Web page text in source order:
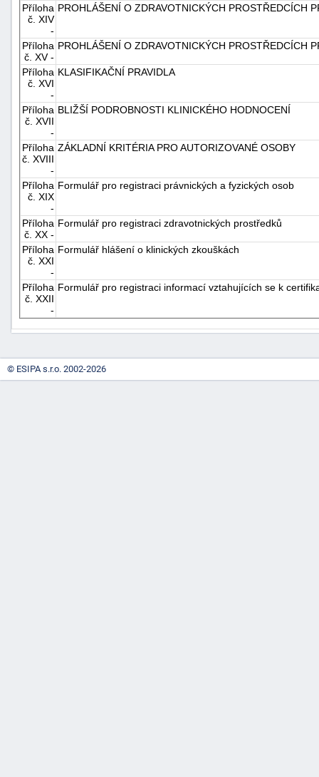
Příloha
č. XIV
-
PROHLÁŠENÍ O ZDRAVOTNICKÝCH PROSTŘEDCÍCH
Příloha
č. XV -
PROHLÁŠENÍ O ZDRAVOTNICKÝCH PROSTŘEDCÍCH
Příloha
č. XVI
-
KLASIFIKAČNÍ PRAVIDLA
Příloha
č. XVII
-
BLIŽŠÍ PODROBNOSTI KLINICKÉHO HODNOCENÍ
Příloha
č. XVIII
-
ZÁKLADNÍ KRITÉRIA PRO AUTORIZOVANÉ OSOBY
Příloha
č. XIX
-
Formulář pro registraci právnických a fyzických osob
Příloha
č. XX -
Formulář pro registraci zdravotnických prostředků
Příloha
č. XXI
-
Formulář hlášení o klinických zkouškách
Příloha
č. XXII
-
Formulář pro registraci informací vztahujících se k
© ESIPA s.r.o. 2002-2026